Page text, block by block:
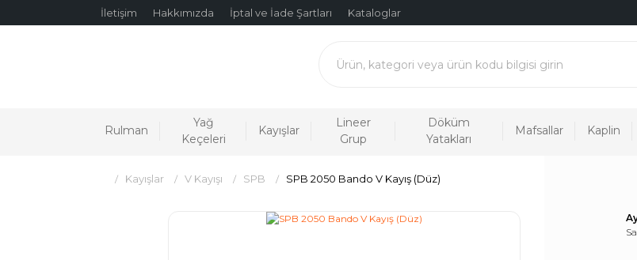
İletişim Hakkımızda İptal ve İade Şartları Kataloglar
Rulman
Yağ
Keçeleri
Kayışlar
Lineer
Grup
Döküm
Yatakları
Mafsallar Kaplin
Kayışlar V Kayışı SPB SPB 2050 Bando V Kayış (Düz)